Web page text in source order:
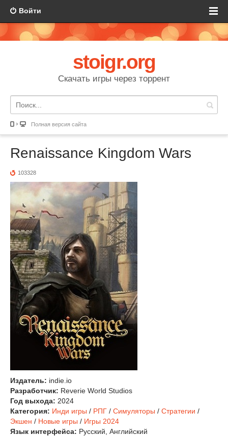
Войти
stoigr.org
Скачать игры через торрент
Полная версия сайта
Renaissance Kingdom Wars
103328
Издатель: indie.io
Разработчик: Reverie World Studios
Год выхода: 2024
Категория: Инди игры / РПГ / Симуляторы / Стратегии /
Экшен / Новые игры / Игры 2024
Язык интерфейса: Русский, Английский